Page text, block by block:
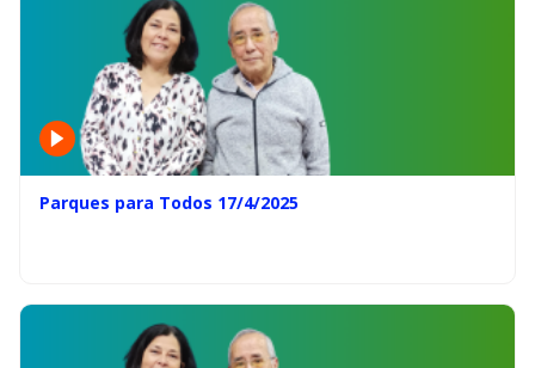
Parques para Todos 17/4/2025